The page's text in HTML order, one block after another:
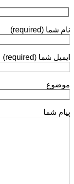
نام شما (required)
ایمیل شما (required)
موضوع
پیام شما